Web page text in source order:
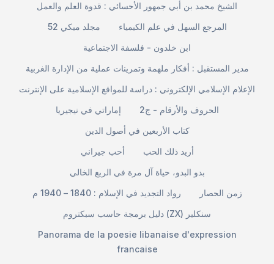
الشيخ محمد بن أبي جمهور الأحسائي : قدوة العلم والعمل
مجلد ميكي 52
المرجع السهل في علم الكيمياء
ابن خلدون - فلسفة الاجتماعية
مدير المستقبل : أفكار ملهمة وتمرينات عملية من الإدارة الغربية
الإعلام الإسلامي الإلكتروني : دراسة للمواقع الإسلامية على الإنترنت
إماراتي في نيجيريا
الحروف والأرقام - ج2
كتاب الأربعين في أصول الدين
أحب جيراني
أريد ذلك الحب
بدو البدو، حياة آل مرة في الربع الخالي
رواد التجديد في الإسلام : 1840 – 1940 م
زمن الحصار
دليل برمجة حاسب سبكتروم (ZX) سنكلير
Panorama de la poesie libanaise d'expression
francaise